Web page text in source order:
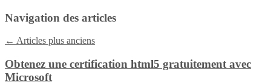
Navigation des articles
← Articles plus anciens
Obtenez une certification html5 gratuitement avec
Microsoft